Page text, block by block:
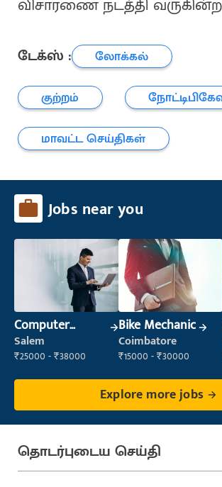
விசாரணை நடத்தி
டேக்ஸ் :
லோக்கல்
குற்றம்
மாவட்ட செய்திகள்
Jobs near you
Computer
Operator
Salem
₹25000 - ₹38000
Bike Mechanic
Coimbatore
₹15000 - ₹30000
Explore more jobs
தொடர்புடைய செய்தி